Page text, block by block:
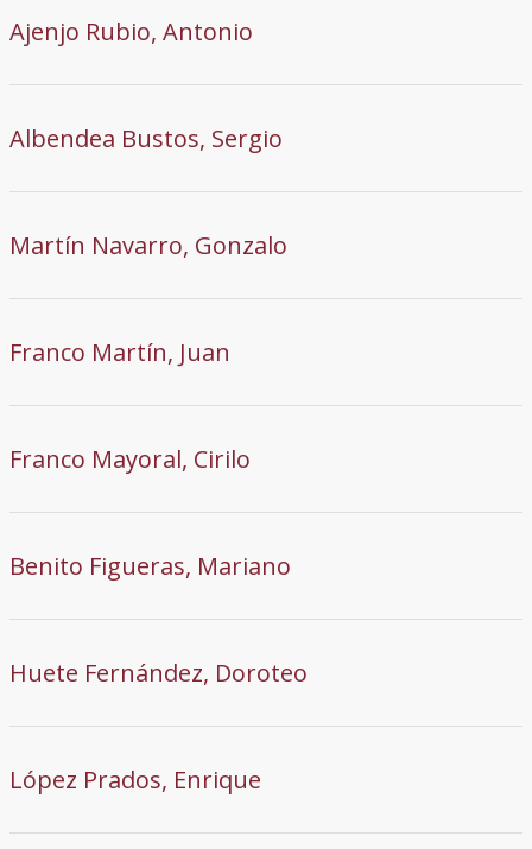
Ajenjo Rubio, Antonio
Albendea Bustos, Sergio
Martín Navarro, Gonzalo
Franco Martín, Juan
Franco Mayoral, Cirilo
Benito Figueras, Mariano
Huete Fernández, Doroteo
López Prados, Enrique